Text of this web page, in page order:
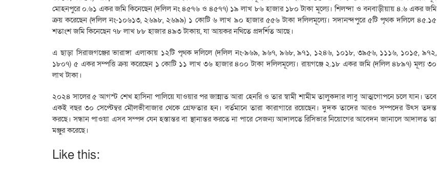
মোহনপুরে ০.৬১ একর জমি কিনেছেন (দলিল নং ৪৫৭৬ ও ৪৫৭৭) ১৯ লাখ ৮৬ হাজার ১৮০ টাকা মূল্যে। শিলন্দা ও বনবাড়ীয়ায় ৪.৬ একর জমি
ক্রয় করেছেন (দলিল নং-১০৬১৩, ২৬৯৮, ২৬৯৯) ১ কোটি ৬ লাখ ৯০ হাজার ৫৫৬ টাকা দলিলমূল্যে। সদানন্দপুরে ৫টি পৃথক দলিলে ৪৫.১৫
শতাংশ জমি কিনেছেন ৭৮ লাখ ৮৮ হাজার ৪৯৩ টাকায়, যা আয়কর নথিতে প্রদর্শিত আছে।
এ ছাড়া সিরাজগঞ্জের ভারাঙ্গা এলাকায় ১২টি পৃথক দলিলে (দলিল নং-৯৬৯, ৯৬৭, ৯৬৮, ৯৭১, ১২৪৬, ১০১৮, ৩৯৫৬, ১১১৬, ১০১৫, ৯৭২,
১৮০৭) ৫ একর সম্পত্তি ক্রয় করেছেন ১ কোটি ১১ লাখ ৩৬ হাজার ৪০০ টাকা দলিলমূল্যে। রায়গঞ্জে ২.১৮ একর জমি (দলিল ৪৮৯৭) মূল্য ৩০
লাখ টাকা।
২০২৪ সালের ৫ আগস্ট শেখ হাসিনা পালিয়ে যাওয়ার পর জান্নাত আরা হেনরি ও তার স্বামী শামীম তালুকদার লাবু আত্মগোপনে চলে যান। তবে
একই বছর ৩০ সেপ্টেম্বর মৌলভীবাজার থেকে গ্রেফতার হন। বর্তমানে তারা কারাগারে রয়েছেন। দুদক তাদের আরও সম্পদের উৎস তদন্ত
করছে। সন্ধান পাওয়া এসব সম্পদ যেন হস্তান্তর বা স্থানান্তর করতে না পারে সেজন্য আদালতে রিসিভার নিয়োগের আবেদন জানালে আদালত তা
মঞ্জুর করেছে।
Like this: